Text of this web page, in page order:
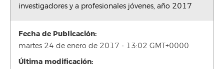
investigadores y a profesionales jóvenes, año 2017
Fecha de Publicación:
martes 24 de enero de 2017 - 13:02 GMT+0000
Última modificación: